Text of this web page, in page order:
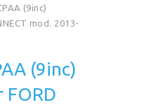
(9inc)
mod. 2013-
(9inc)
FORD